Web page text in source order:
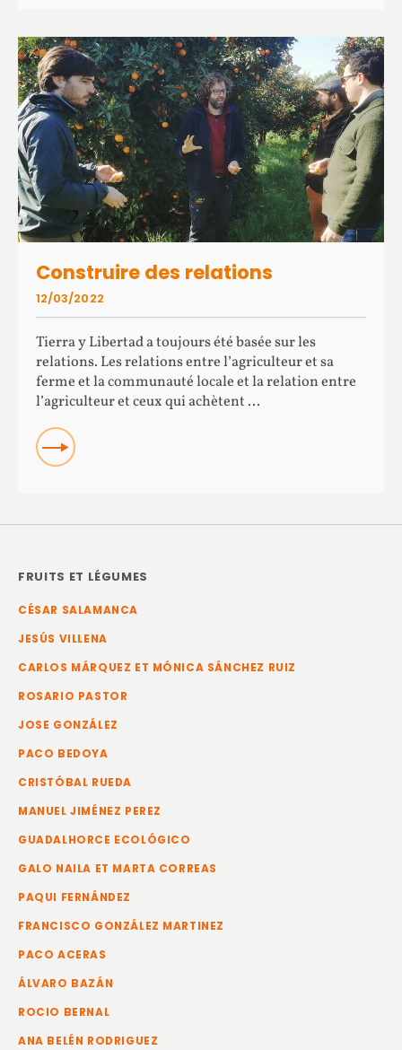
Construire des relations
Tierra y Libertad a toujours été basée sur les
relations. Les relations entre l’agriculteur et sa
ferme et la communauté locale et la relation entre
l’agriculteur et ceux qui achètent ...
READ
12/03/2022
FRUITS ET LÉGUMES
CÉSAR SALAMANCA
JESÚS VILLENA
CARLOS MÁRQUEZ ET MÓNICA SÁNCHEZ RUIZ
ROSARIO PASTOR
JOSE GONZÁLEZ
PACO BEDOYA
CRISTÓBAL RUEDA
MANUEL JIMÉNEZ PEREZ
GUADALHORCE ECOLÓGICO
GALO NAILA ET MARTA CORREAS
PAQUI FERNÁNDEZ
FRANCISCO GONZÁLEZ MARTINEZ
PACO ACERAS
ÁLVARO BAZÁN
ROCIO BERNAL
ANA BELÉN RODRIGUEZ